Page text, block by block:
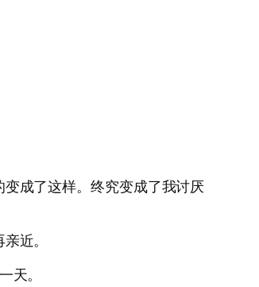
成了这样。终究变成了我讨厌
近。
天。